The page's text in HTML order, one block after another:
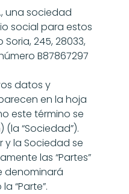
una sociedad
social para estos
245, 28033,
B87867297
datos y
en la hoja
este término se
“Sociedad”).
y la Sociedad se
las “Partes”
denominará
“Parte”.